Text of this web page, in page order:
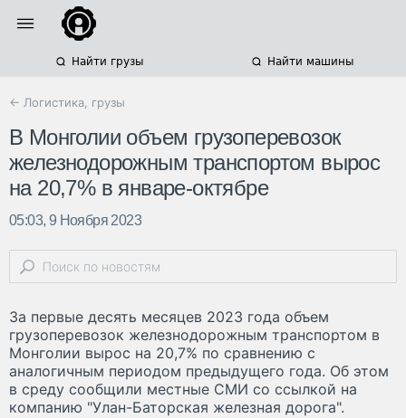
Найти грузы Найти машины
← Логистика, грузы
В Монголии объем грузоперевозок
железнодорожным транспортом вырос
на 20,7% в январе-октябре
05:03, 9 Ноября 2023
За первые десять месяцев 2023 года объем
грузоперевозок железнодорожным транспортом в
Монголии вырос на 20,7% по сравнению с
аналогичным периодом предыдущего года. Об этом
в среду сообщили местные СМИ со ссылкой на
компанию "Улан-Баторская железная дорога".